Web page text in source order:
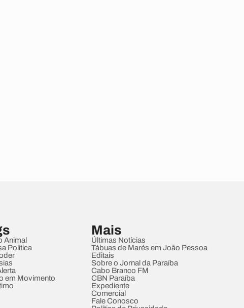
Animal
Política
em Movimento
Mais
Últimas Notícias
Tábuas de Marés em João Pessoa
Editais
Sobre o Jornal da Paraíba
Cabo Branco FM
CBN Paraíba
Expediente
Comercial
Fale Conosco